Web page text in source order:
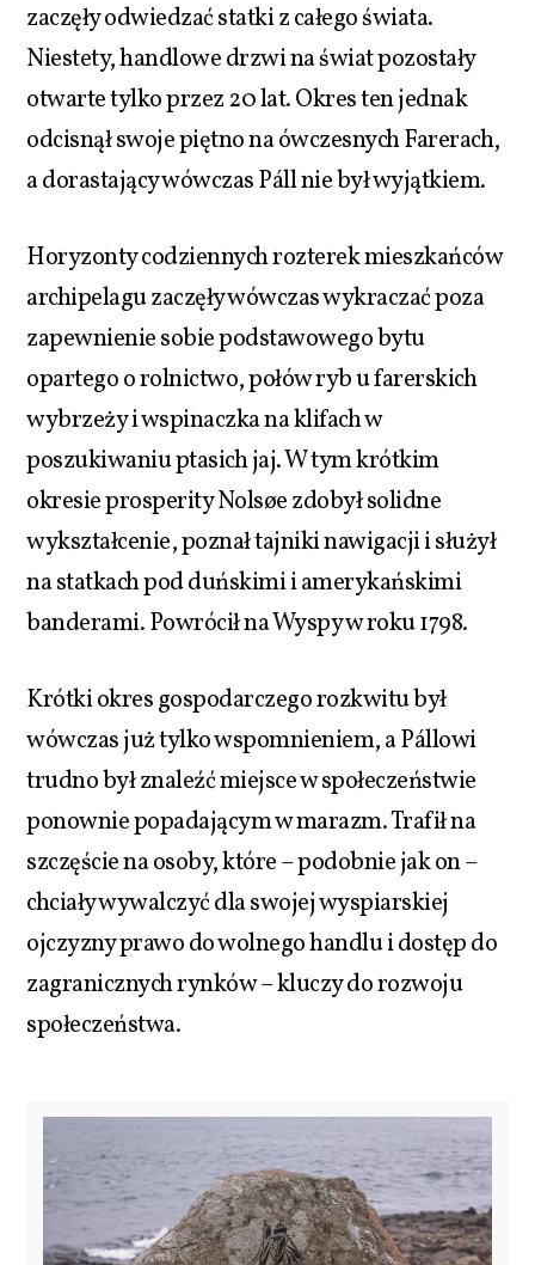
zaczęły odwiedzać statki z całego świata.
Niestety, handlowe drzwi na świat pozostały
otwarte tylko przez 20 lat. Okres ten jednak
odcisnął swoje piętno na ówczesnych Farerach,
a dorastający wówczas Páll nie był wyjątkiem.
Horyzonty codziennych rozterek mieszkańców
archipelagu zaczęły wówczas wykraczać poza
zapewnienie sobie podstawowego bytu
opartego o rolnictwo, połów ryb u farerskich
wybrzeży i wspinaczka na klifach w
poszukiwaniu ptasich jaj. W tym krótkim
okresie prosperity Nolsøe zdobył solidne
wykształcenie, poznał tajniki nawigacji i służył
na statkach pod duńskimi i amerykańskimi
banderami. Powrócił na Wyspy w roku 1798.
Krótki okres gospodarczego rozkwitu był
wówczas już tylko wspomnieniem, a Pállowi
trudno był znaleźć miejsce w społeczeństwie
ponownie popadającym w marazm. Trafił na
szczęście na osoby, które – podobnie jak on –
chciały wywalczyć dla swojej wyspiarskiej
ojczyzny prawo do wolnego handlu i dostęp do
zagranicznych rynków – kluczy do rozwoju
społeczeństwa.